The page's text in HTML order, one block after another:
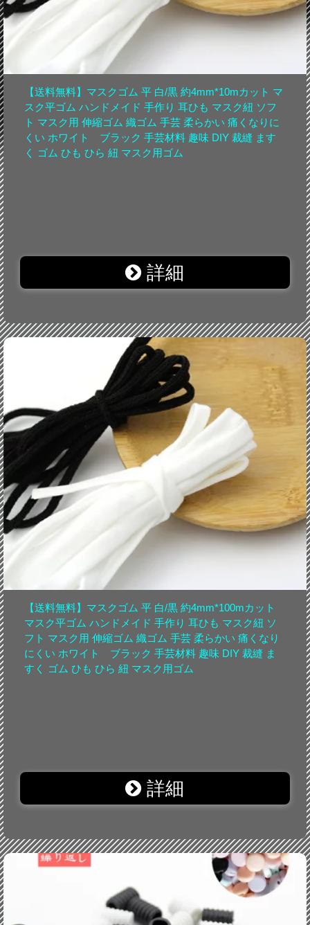
【送料無料】マスクゴム 平 白/黒 約4mm*10mカット マ
スク平ゴム ハンドメイド 手作り 耳ひも マスク紐 ソフ
ト マスク用 伸縮ゴム 織ゴム 手芸 柔らかい 痛くなりに
くい ホワイト ブラック 手芸材料 趣味 DIY 裁縫 ます
く ゴム ひも ひら 紐 マスク用ゴム
詳細
【送料無料】マスクゴム 平 白/黒 約4mm*100mカット
マスク平ゴム ハンドメイド 手作り 耳ひも マスク紐 ソ
フト マスク用 伸縮ゴム 織ゴム 手芸 柔らかい 痛くなり
にくい ホワイト ブラック 手芸材料 趣味 DIY 裁縫 ま
すく ゴム ひも ひら 紐 マスク用ゴム
詳細